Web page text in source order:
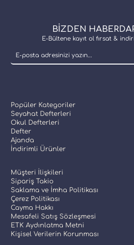
BİZDEN
E-Bültene kayıt ol fırsat &
Popüler Kategoriler
Seyahat Defterleri
Okul Defterleri
Defter
Ajanda
İndirimli Ürünler
Müşteri İlişkileri
Sipariş Takio
Saklama ve İmha Politikası
Çerez Politikası
Cayma Hakkı
Mesafeli Satış Sözleşmesi
ETK Aydınlatma Metni
Kişisel Verilerin Korunması